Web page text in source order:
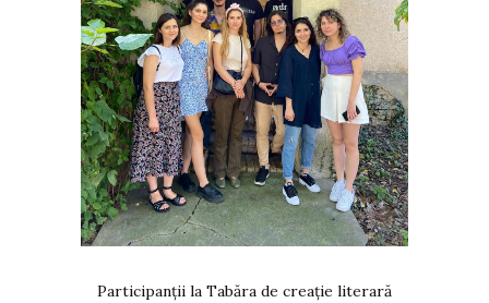
Participanții la Tabăra de creație literară